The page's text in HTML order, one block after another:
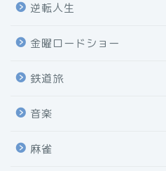
逆転人生
金曜ロードショー
鉄道旅
音楽
麻雀